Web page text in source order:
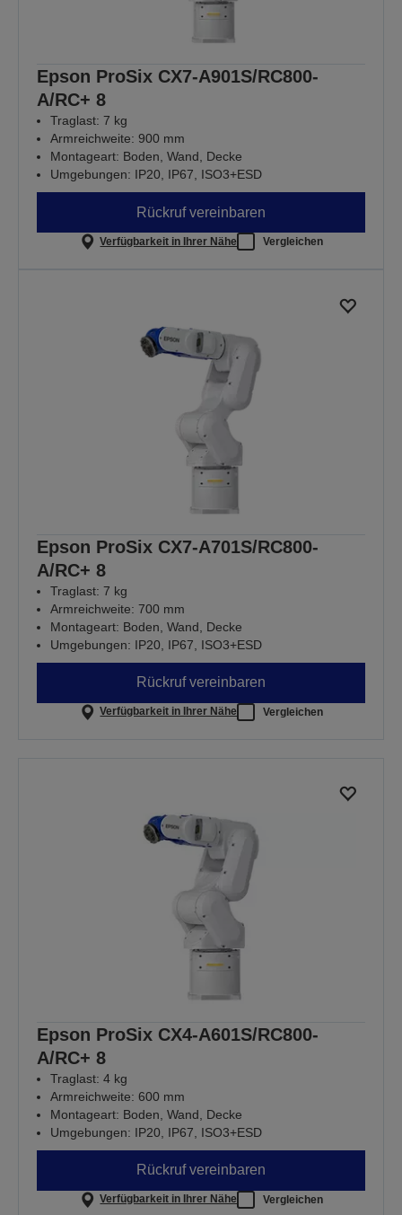
Epson ProSix CX7-A901S/RC800-
A/RC+ 8
Traglast: 7 kg
Armreichweite: 900 mm
Montageart: Boden, Wand, Decke
Umgebungen: IP20, IP67, ISO3+ESD
Rückruf vereinbaren
Verfügbarkeit in Ihrer Nähe Vergleichen
Epson ProSix CX7-A701S/RC800-
A/RC+ 8
Traglast: 7 kg
Armreichweite: 700 mm
Montageart: Boden, Wand, Decke
Umgebungen: IP20, IP67, ISO3+ESD
Rückruf vereinbaren
Verfügbarkeit in Ihrer Nähe Vergleichen
Epson ProSix CX4-A601S/RC800-
A/RC+ 8
Traglast: 4 kg
Armreichweite: 600 mm
Montageart: Boden, Wand, Decke
Umgebungen: IP20, IP67, ISO3+ESD
Rückruf vereinbaren
Verfügbarkeit in Ihrer Nähe Vergleichen